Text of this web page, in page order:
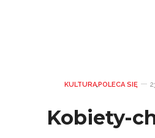
KULTURA,POLECA SIĘ
Kobiety-